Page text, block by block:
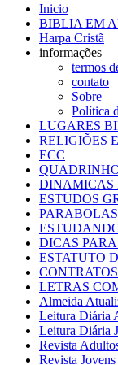
Inicio
BIBLIA EM
Harpa Cristã
informações
termos
contato
Sobre
Política
LUGARES
RELIGIÕES
ECC
DINAMICAS
ESTUDOS
PARABOLAS
DICAS
ESTATUTO
LETRAS
Almeida
Leitura Diária
Leitura Diária
Revista
Revista Jovens